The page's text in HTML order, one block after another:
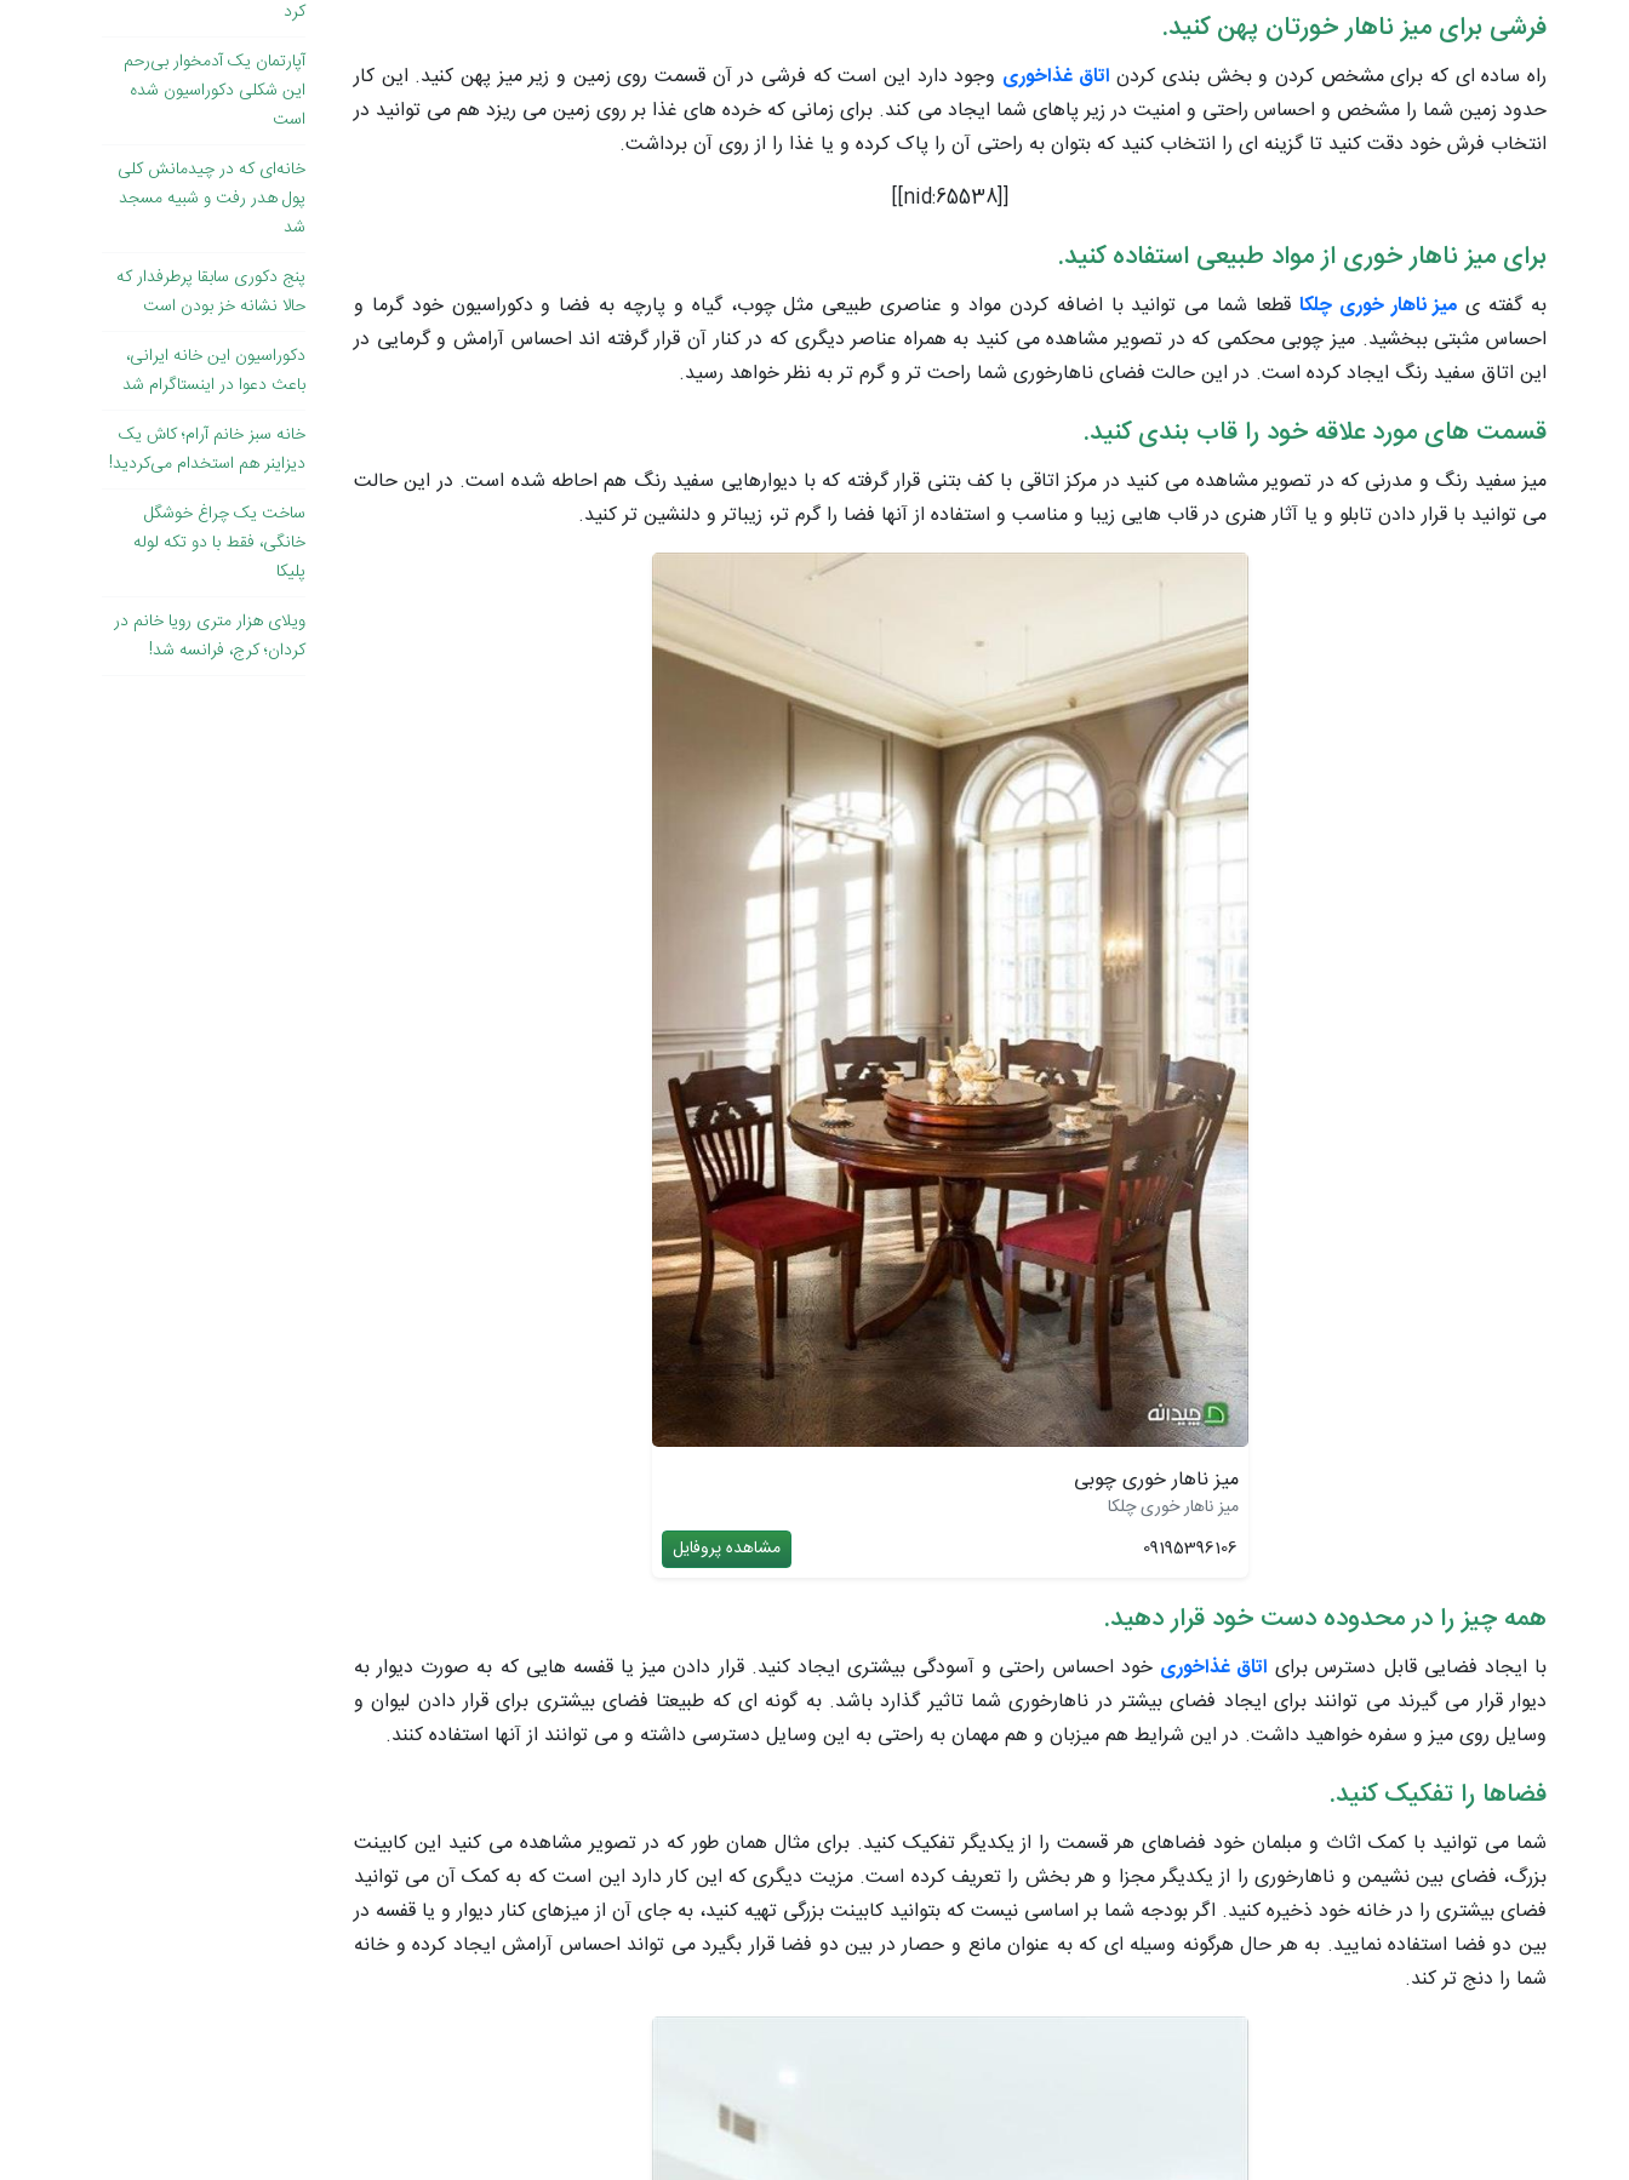
فرشی برای میز ناهار خورتان پهن کنید.
راه ساده ای که برای مشخص کردن و بخش بندی کردن اتاق غذاخوری وجود دارد این است که فرشی در آن قسمت روی زمین و زیر میز پهن کنید. این کار
حدود زمین شما را مشخص و احساس راحتی و امنیت در زیر پاهای شما ایجاد می کند. برای زمانی که خرده های غذا بر روی زمین می ریزد هم می توانید در
انتخاب فرش خود دقت کنید تا گزینه ای را انتخاب کنید که بتوان به راحتی آن را پاک کرده و یا غذا را از روی آن برداشت.
[[nid:65538]]
برای میز ناهار خوری از مواد طبیعی استفاده کنید.
به گفته ی میز ناهار خوری چلکا قطعا شما می توانید با اضافه کردن مواد و عناصری طبیعی مثل چوب، گیاه و پارچه به فضا و دکوراسیون خود گرما و
احساس مثبتی ببخشید. میز چوبی محکمی که در تصویر مشاهده می کنید به همراه عناصر دیگری که در کنار آن قرار گرفته اند احساس آرامش و گرمایی در
این اتاق سفید رنگ ایجاد کرده است. در این حالت فضای ناهارخوری شما راحت تر و گرم تر به نظر خواهد رسید.
قسمت های مورد علاقه خود را قاب بندی کنید.
میز سفید رنگ و مدرنی که در تصویر مشاهده می کنید در مرکز اتاقی با کف بتنی قرار گرفته که با دیوارهایی سفید رنگ هم احاطه شده است. در این حالت
می توانید با قرار دادن تابلو و یا آثار هنری در قاب هایی زیبا و مناسب و استفاده از آنها فضا را گرم تر، زیباتر و دلنشین تر کنید.
میز ناهار خوری چوبی
میز ناهار خوری چلکا
09195396106
مشاهده پروفایل
همه چیز را در محدوده دست خود قرار دهید.
با ایجاد فضایی قابل دسترس برای اتاق غذاخوری خود احساس راحتی و آسودگی بیشتری ایجاد کنید. قرار دادن میز یا قفسه هایی که به صورت دیوار به
دیوار قرار می گیرند می توانند برای ایجاد فضای بیشتر در ناهارخوری شما تاثیر گذارد باشد. به گونه ای که طبیعتا فضای بیشتری برای قرار دادن لیوان و
وسایل روی میز و سفره خواهید داشت. در این شرایط هم میزبان و هم مهمان به راحتی به این وسایل دسترسی داشته و می توانند از آنها استفاده کنند.
فضاها را تفکیک کنید.
شما می توانید با کمک اثاث و مبلمان خود فضاهای هر قسمت را از یکدیگر تفکیک کنید. برای مثال همان طور که در تصویر مشاهده می کنید این کابینت
بزرگ، فضای بین نشیمن و ناهارخوری را از یکدیگر مجزا و هر بخش را تعریف کرده است. مزیت دیگری که این کار دارد این است که به کمک آن می توانید
فضای بیشتری را در خانه خود ذخیره کنید. اگر بودجه شما بر اساسی نیست که بتوانید کابینت بزرگی تهیه کنید، به جای آن از میزهای کنار دیوار و یا قفسه در
بین دو فضا استفاده نمایید. به هر حال هرگونه وسیله ای که به عنوان مانع و حصار در بین دو فضا قرار بگیرد می تواند احساس آرامش ایجاد کرده و خانه
شما را دنج تر کند.
کرد
آپارتمان یک آدمخوار بی‌رحم
این شکلی دکوراسیون شده
است
خانه‌ای که در چیدمانش کلی
پول هدر رفت و شبیه مسجد
شد
پنج دکوری سابقا پرطرفدار که
حالا نشانه خز بودن است
دکوراسیون این خانه ایرانی،
باعث دعوا در اینستاگرام شد
خانه سبز خانم آرام؛ کاش یک
دیزاینر هم استخدام می‌کردید!
ساخت یک چراغ خوشگل
خانگی، فقط با دو تکه لوله
پلیکا
ویلای هزار متری رویا خانم در
کردان؛ کرج، فرانسه شد!